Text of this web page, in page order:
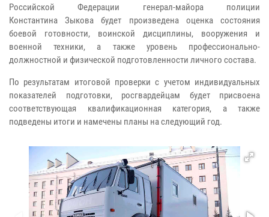
Российской Федерации генерал-майора полиции
Константина Зыкова будет произведена оценка состояния
боевой готовности, воинской дисциплины, вооружения и
военной техники, а также уровень профессионально-
должностной и физической подготовленности личного состава.
По результатам итоговой проверки с учетом индивидуальных
показателей подготовки, росгвардейцам будет присвоена
соответствующая квалификационная категория, а также
подведены итоги и намечены планы на следующий год.